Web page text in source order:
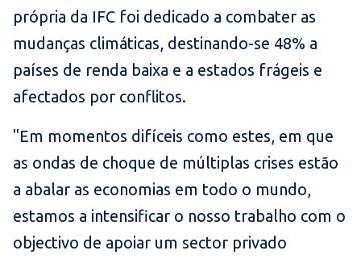
própria da IFC foi dedicado a combater as
mudanças climáticas, destinando-se 48% a
países de renda baixa e a estados frágeis e
afectados por conflitos.
"Em momentos difíceis como estes, em que
as ondas de choque de múltiplas crises estão
a abalar as economias em todo o mundo,
estamos a intensificar o nosso trabalho com o
objectivo de apoiar um sector privado